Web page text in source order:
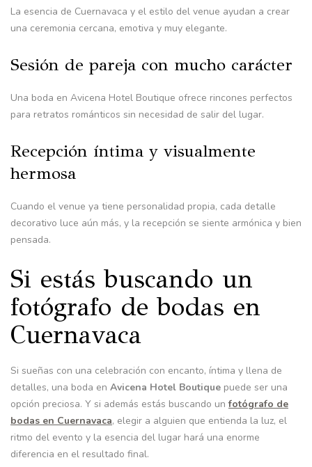
La esencia de Cuernavaca y el estilo del venue ayudan a crear
una ceremonia cercana, emotiva y muy elegante.
Sesión de pareja con mucho carácter
Una boda en Avicena Hotel Boutique ofrece rincones perfectos
para retratos románticos sin necesidad de salir del lugar.
Recepción íntima y visualmente
hermosa
Cuando el venue ya tiene personalidad propia, cada detalle
decorativo luce aún más, y la recepción se siente armónica y bien
pensada.
Si estás buscando un
fotógrafo de bodas en
Cuernavaca
Si sueñas con una celebración con encanto, íntima y llena de
detalles, una boda en Avicena Hotel Boutique puede ser una
opción preciosa. Y si además estás buscando unfotógrafo de
bodas en Cuernavaca, elegir a alguien que entienda la luz, el
ritmo del evento y la esencia del lugar hará una enorme
diferencia en el resultado final.